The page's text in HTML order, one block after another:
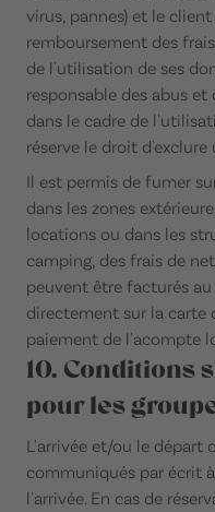
virus, pannes) et le
remboursement des
de l'utilisation de ses
responsable des abus
dans le cadre de
réserve le droit d'exclure
Il est permis de fumer
dans les zones
locations ou dans les
camping, des frais de
peuvent être facturés
directement sur la carte
paiement de l'acompte
10. Conditions
pour les
L'arrivée et/ou le départ
communiqués par écrit
l'arrivée. En cas de